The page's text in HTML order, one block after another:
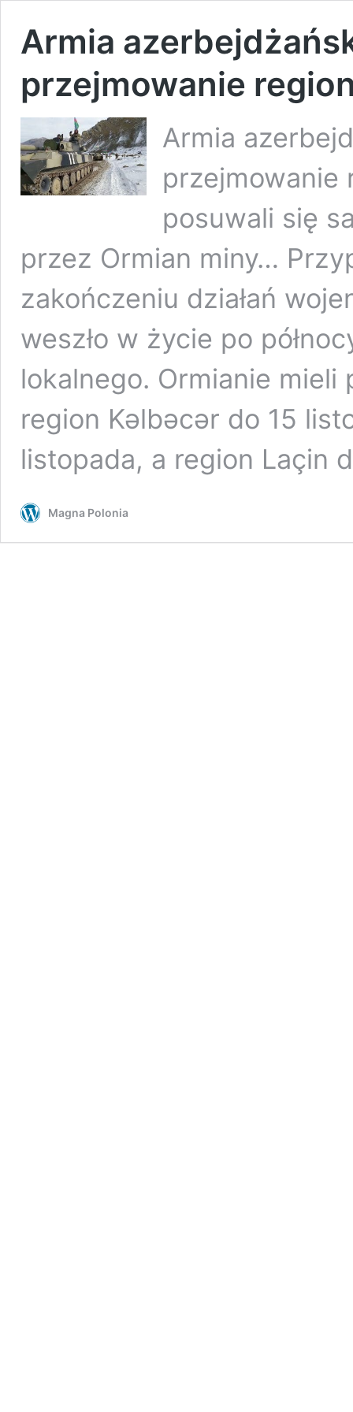
Armia
przejmowanie
Armia
przejmowanie
posuwali się
przez Ormian miny…
zakończeniu działań
weszło w życie po
lokalnego. Ormianie
region Kəlbəcər do 15
listopada, a region Laçin
Magna Polonia